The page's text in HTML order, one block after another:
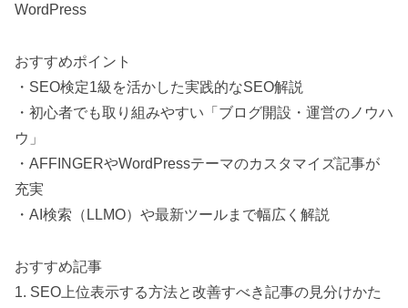
WordPress
おすすめポイント
・SEO検定1級を活かした実践的なSEO解説
・初心者でも取り組みやすい「ブログ開設・運営のノウハ
ウ」
・AFFINGERやWordPressテーマのカスタマイズ記事が
充実
・AI検索（LLMO）や最新ツールまで幅広く解説
おすすめ記事
1. SEO上位表示する方法と改善すべき記事の見分けかた